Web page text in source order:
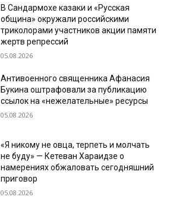
В Сандармохе казаки и «Русская
община» окружали российскими
триколорами участников акции памяти
жертв репрессий
05.08.2026
Антивоенного священника Афанасия
Букина оштрафовали за публикацию
ссылок на «нежелательные» ресурсы
05.08.2026
«Я никому не овца, терпеть и молчать
не буду» — Кетеван Хараидзе о
намерениях обжаловать сегодняшний
приговор
05.08.2026